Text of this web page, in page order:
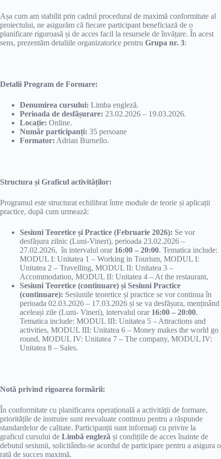
Așa cum am stabilit prin cadrul procedural de maximă conformitate al
proiectului, ne asigurăm că fiecare participant beneficiază de o
planificare riguroasă și de acces facil la resursele de învățare. În acest
sens, prezentăm detaliile organizatorice pentru Grupa nr. 3:
Detalii Program de Formare:
Denumirea cursului: Limba engleză.
Perioada de desfășurare: 23.02.2026 – 19.03.2026.
Locație: Online.
Număr participanți: 35 persoane
Formator: Adrian Burnello.
Structura și Graficul activităților:
Programul este structurat echilibrat între module de teorie și aplicații
practice, după cum urmează:
Sesiuni Teoretice și Practice (Februarie 2026): Se vor
desfășura zilnic (Luni-Vineri), perioada 23.02.2026 –
27.02.2026, în intervalul orar 16:00 – 20:00. Tematica include:
MODUL I: Unitatea 1 – Working in Tourism, MODUL I:
Unitatea 2 – Travelling, MODUL II: Unitatea 3 –
Accommodation, MODUL II: Unitatea 4 – At the restaurant,
Sesiuni Teoretice (continuare) și Sesiuni Practice
(continuare): Sesiunile teoretice și practice se vor continua în
perioada 02.03.2026 – 17.03.2026 și se va desfășura, menținând
aceleași zile (Luni- Vineri), intervalul orar 16:00 – 20:00.
Tematica include: MODUL III: Unitatea 5 – Attractions and
activities, MODUL III: Unitatea 6 – Money makes the world go
round, MODUL IV: Unitatea 7 – The company, MODUL IV:
Unitatea 8 – Sales.
Notă privind rigoarea formării:
În conformitate cu planificarea operațională a activității de formare,
prioritățile de instruire sunt reevaluate continuu pentru a răspunde
standardelor de calitate. Participanții sunt informați cu privire la
graficul cursului de Limbă engleză și condițiile de acces înainte de
debutul sesiunii, solicitându-se acordul de participare pentru a asigura o
rată de succes maximă.